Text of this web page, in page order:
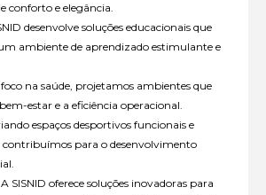
conforto e elegância.
desenvolve soluções educacionais que
ambiente de aprendizado estimulante e
na saúde, projetamos ambientes que
estar e a eficiência operacional.
espaços desportivos funcionais e
contribuímos para o desenvolvimento
SISNID oferece soluções inovadoras para